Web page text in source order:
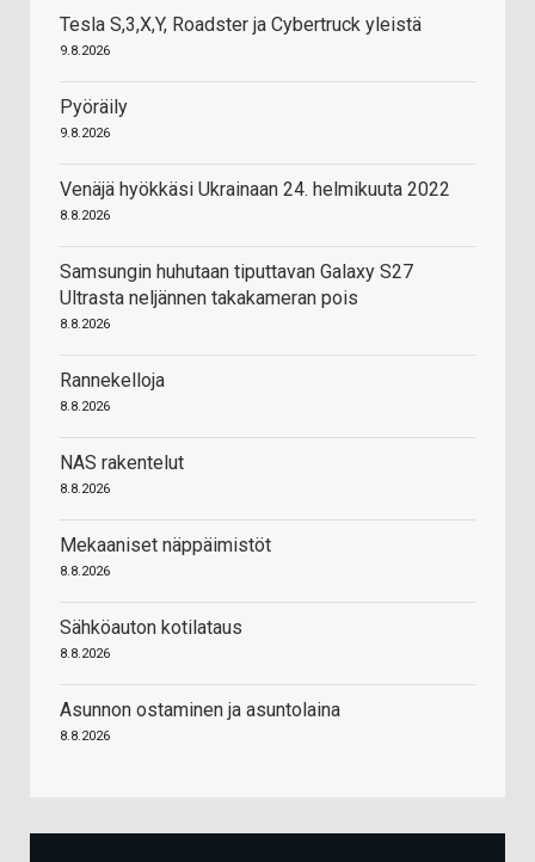
Tesla S,3,X,Y, Roadster ja Cybertruck yleistä
9.8.2026
Pyöräily
9.8.2026
Venäjä hyökkäsi Ukrainaan 24. helmikuuta 2022
8.8.2026
Samsungin huhutaan tiputtavan Galaxy S27
Ultrasta neljännen takakameran pois
8.8.2026
Rannekelloja
8.8.2026
NAS rakentelut
8.8.2026
Mekaaniset näppäimistöt
8.8.2026
Sähköauton kotilataus
8.8.2026
Asunnon ostaminen ja asuntolaina
8.8.2026